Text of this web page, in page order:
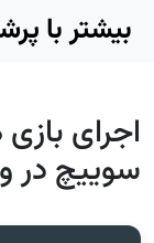
Skip to main content
بیشتر با
اجرای
سوییچ در